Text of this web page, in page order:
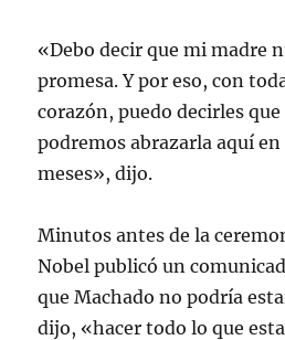
«Debo decir que mi madre
promesa. Y por eso, con
corazón, puedo decirles
podremos abrazarla aquí en
meses», dijo.
Minutos antes de la
Nobel publicó un
que Machado no podría
dijo, «hacer todo lo que